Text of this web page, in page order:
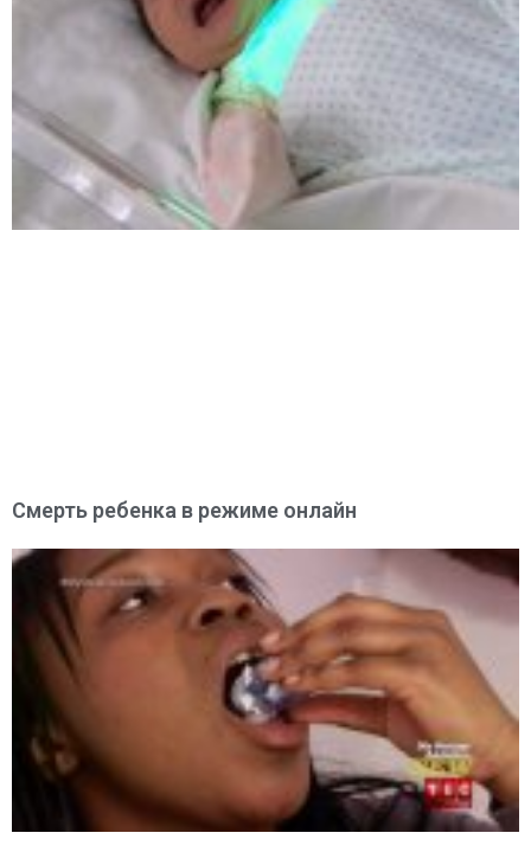
Смерть ребенка в режиме онлайн